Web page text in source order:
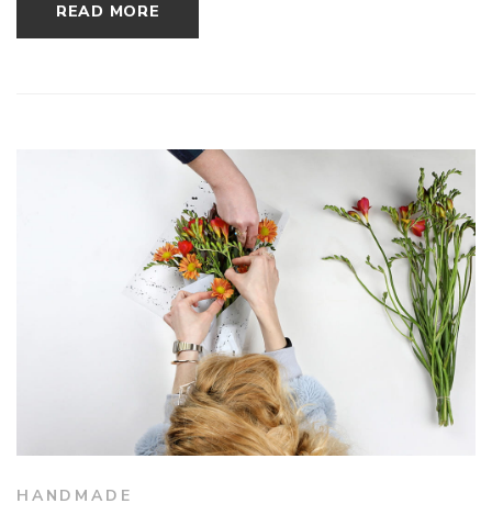
READ MORE
HANDMADE